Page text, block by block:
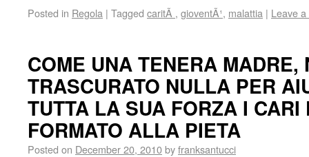
Posted in Regola | Tagged caritÃ , gioventÃ¹, malattia | Leave
COME UNA TENERA MADRE,
TRASCURATO NULLA PER
TUTTA LA SUA FORZA I
FORMATO ALLA PIETA
Posted on December 20, 2010byfranksantucci